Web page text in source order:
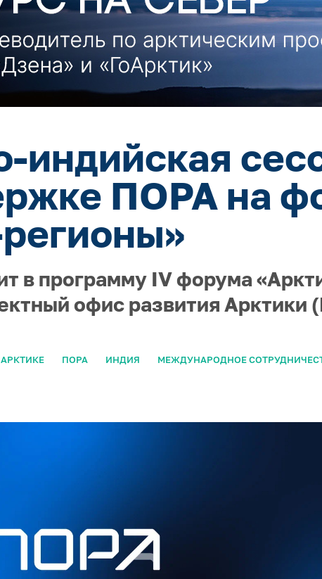
индийская
ПОРА на
в программу IV форума
офис развития Арктики
ПОРА ИНДИЯ МЕЖДУНАРОДНОЕ